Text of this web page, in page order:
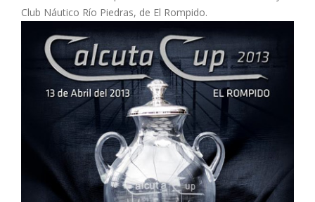
Club Náutico Río Piedras, de El Rompido.